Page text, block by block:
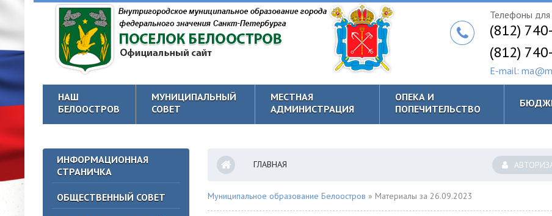
Телефоны для
(812)
(812)
E-mail:
НАШ
БЕЛООСТРОВ
МУНИЦИПАЛЬНЫЙ
СОВЕТ
МЕСТНАЯ
АДМИНИСТРАЦИЯ
ОПЕКА И
ПОПЕЧИТЕЛЬСТВО
ИНФОРМАЦИОННАЯ
СТРАНИЧКА
ОБЩЕСТВЕННЫЙ СОВЕТ
ГЛАВНАЯ
Муниципальное образование Белоостров » Материалы за 26.09.2023